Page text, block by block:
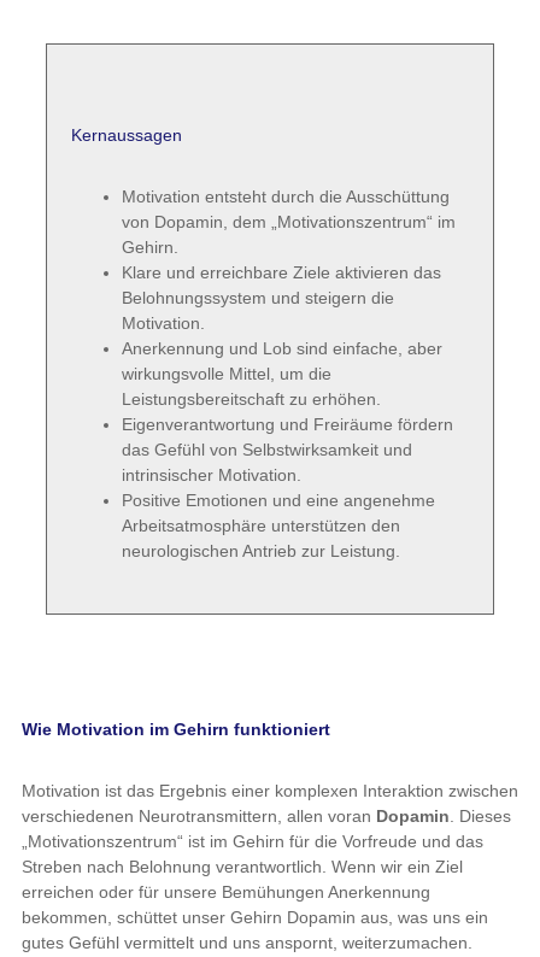
Kernaussagen
Motivation entsteht durch die Ausschüttung
von Dopamin, dem „Motivationszentrum“ im
Gehirn.
Klare und erreichbare Ziele aktivieren das
Belohnungssystem und steigern die
Motivation.
Anerkennung und Lob sind einfache, aber
wirkungsvolle Mittel, um die
Leistungsbereitschaft zu erhöhen.
Eigenverantwortung und Freiräume fördern
das Gefühl von Selbstwirksamkeit und
intrinsischer Motivation.
Positive Emotionen und eine angenehme
Arbeitsatmosphäre unterstützen den
neurologischen Antrieb zur Leistung.
Wie Motivation im Gehirn funktioniert
Motivation ist das Ergebnis einer komplexen Interaktion zwischen
verschiedenen Neurotransmittern, allen voran Dopamin. Dieses
„Motivationszentrum“ ist im Gehirn für die Vorfreude und das
Streben nach Belohnung verantwortlich. Wenn wir ein Ziel
erreichen oder für unsere Bemühungen Anerkennung
bekommen, schüttet unser Gehirn Dopamin aus, was uns ein
gutes Gefühl vermittelt und uns anspornt, weiterzumachen.